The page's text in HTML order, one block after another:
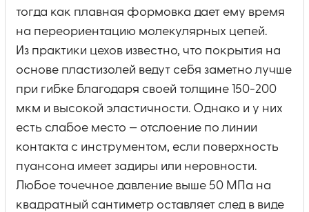
тогда как плавная формовка дает ему время
на переориентацию молекулярных цепей.
Из практики цехов известно, что покрытия на
основе пластизолей ведут себя заметно лучше
при гибке благодаря своей толщине 150-200
мкм и высокой эластичности. Однако и у них
есть слабое место — отслоение по линии
контакта с инструментом, если поверхность
пуансона имеет задиры или неровности.
Любое точечное давление выше 50 МПа на
квадратный сантиметр оставляет след в виде